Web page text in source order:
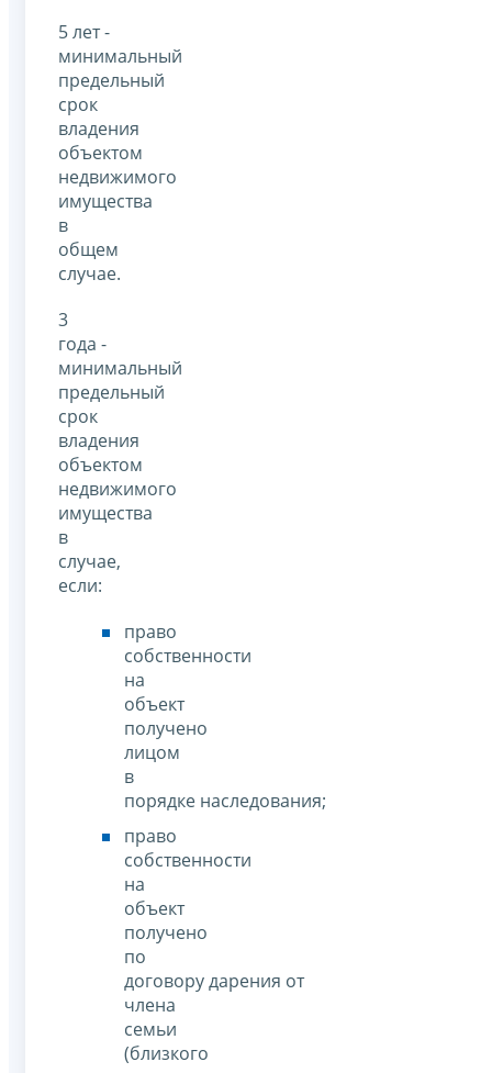
5 лет -
минимальный
предельный
срок
владения
объектом
недвижимого
имущества
в
общем
случае.
3
года -
минимальный
предельный
срок
владения
объектом
недвижимого
имущества
в
случае,
если:
право
собственности
на
объект
получено
лицом
в
порядке наследования;
право
собственности
на
объект
получено
по
договору дарения от
члена
семьи
(близкого